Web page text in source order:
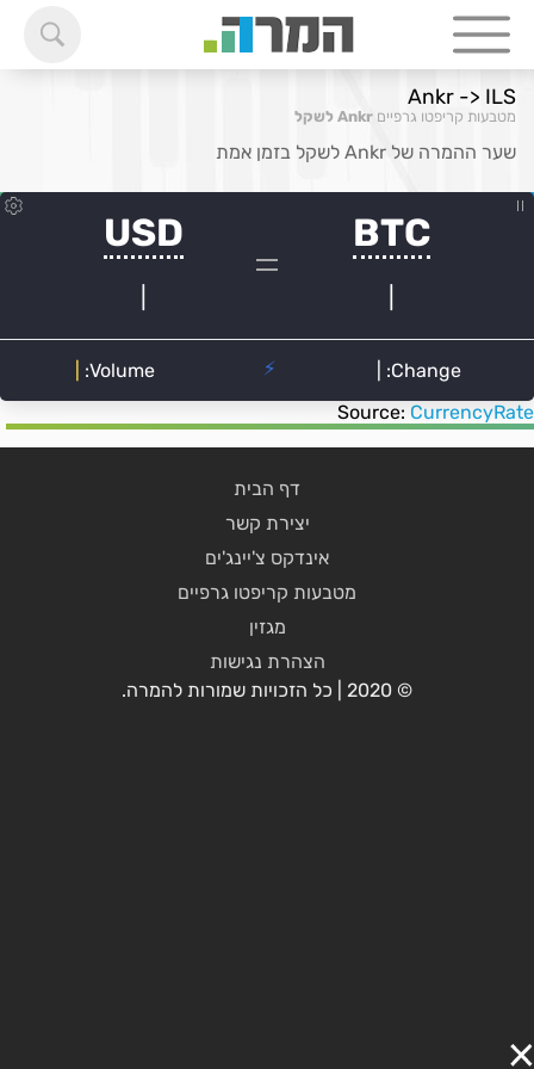
Ankr -> ILS
מטבעות קריפטו גרפיים Ankr לשקל
שער ההמרה של Ankr לשקל בזמן אמת
Source: CurrencyRate
דף הבית
יצירת קשר
אינדקס צ'יינג'ים
מטבעות קריפטו גרפיים
מגזין
הצהרת נגישות
© 2020 | כל הזכויות שמורות להמרה.